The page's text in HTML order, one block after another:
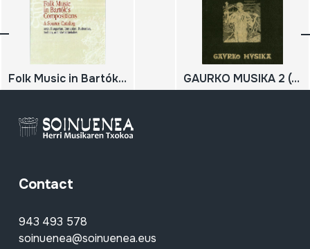
Folk Music in Bartók's Compositions; A Source Catalog. Arab, Hungarian, Romanian, Ruthenian, Serbian and Slovak Melodies. GAURKO MUSIKA 2 (kutxa 6 diskorekin); ARABA; EUSKAL DOINUAK GITARRAZ; AKELARRE 2; AITA DONOSTIA; AKELARRE 3; EUSKAL MUSIKALARIEN UHIN BERRIA
Contact
943 493 578
soinuenea@soinuenea.eus